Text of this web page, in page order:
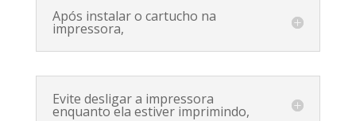
Após instalar o cartucho na
impressora,
Evite desligar a impressora
enquanto ela estiver imprimindo,